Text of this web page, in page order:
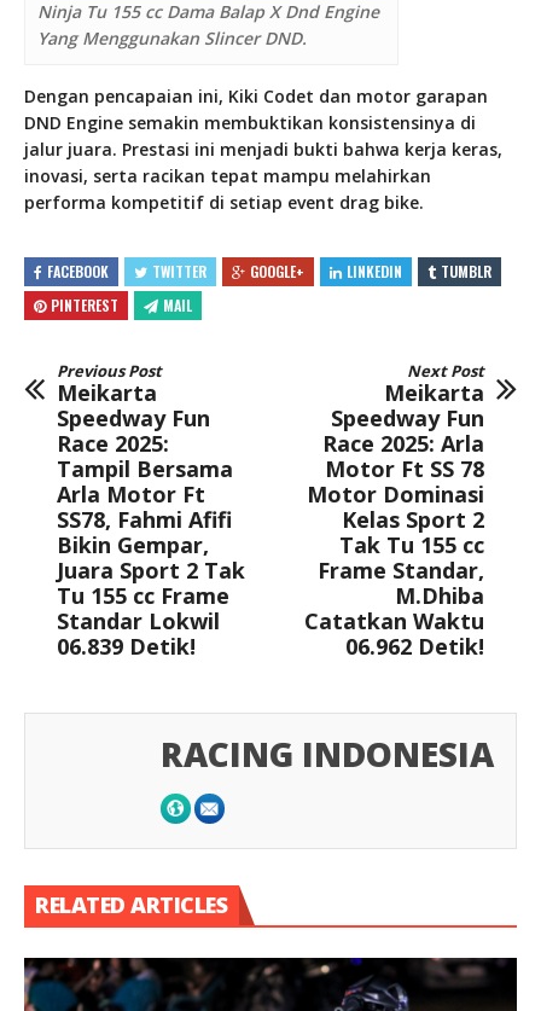
Ninja Tu 155 cc Dama Balap X Dnd Engine
Yang Menggunakan Slincer DND.
Dengan pencapaian ini, Kiki Codet dan motor garapan
DND Engine semakin membuktikan konsistensinya di
jalur juara. Prestasi ini menjadi bukti bahwa kerja keras,
inovasi, serta racikan tepat mampu melahirkan
performa kompetitif di setiap event drag bike.
FACEBOOK TWITTER GOOGLE+ LINKEDIN
TUMBLR
PINTEREST
MAIL
Previous Post
Meikarta
Speedway Fun
Race 2025:
Tampil Bersama
Arla Motor Ft
SS78, Fahmi Afifi
Bikin Gempar,
Juara Sport 2 Tak
Tu 155 cc Frame
Standar Lokwil
06.839 Detik!
Next Post
Meikarta
Speedway Fun
Race 2025: Arla
Motor Ft SS 78
Motor Dominasi
Kelas Sport 2
Tak Tu 155 cc
Frame Standar,
M.Dhiba
Catatkan Waktu
06.962 Detik!
RACING INDONESIA
RELATED ARTICLES